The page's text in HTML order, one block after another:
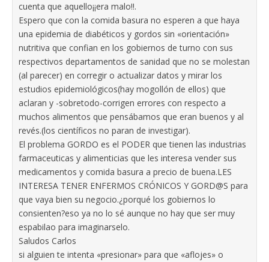
cuenta que aquello¡¡era malo!!.
Espero que con la comida basura no esperen a que haya
una epidemia de diabéticos y gordos sin «orientación»
nutritiva que confian en los gobiernos de turno con sus
respectivos departamentos de sanidad que no se molestan
(al parecer) en corregir o actualizar datos y mirar los
estudios epidemiológicos(hay mogollón de ellos) que
aclaran y -sobretodo-corrigen errores con respecto a
muchos alimentos que pensábamos que eran buenos y al
revés.(los científicos no paran de investigar).
El problema GORDO es el PODER que tienen las industrias
farmaceuticas y alimenticias que les interesa vender sus
medicamentos y comida basura a precio de buena.LES
INTERESA TENER ENFERMOS CRÓNICOS Y GORD@S para
que vaya bien su negocio.¿porqué los gobiernos lo
consienten?eso ya no lo sé aunque no hay que ser muy
espabilao para imaginarselo.
Saludos Carlos
si alguien te intenta «presionar» para que «aflojes» o